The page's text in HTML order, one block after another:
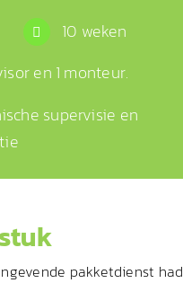
10 weken
en 1 monteur.
supervisie en
pakketdienst had